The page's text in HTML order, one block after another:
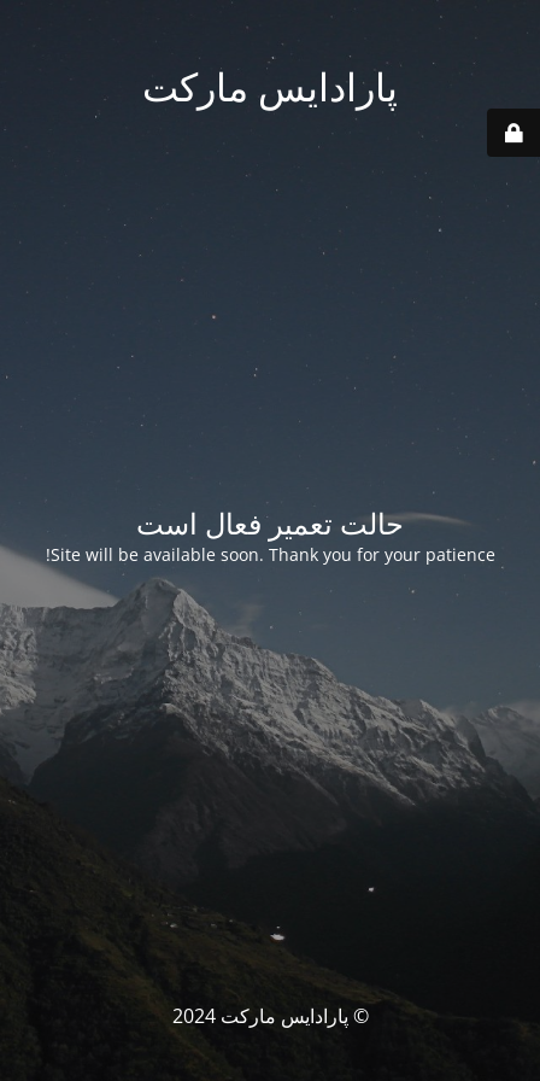
پارادایس مارکت
حالت تعمیر فعال است
Site will be available soon. Thank you for your patience!
© پارادایس مارکت 2024